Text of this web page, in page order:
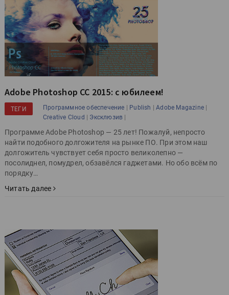
Adobe Photoshop CC 2015: с юбилеем!
ТЕГИ Программное обеспечение | Publish |Adobe Magazine |
Creative Cloud | Эксклюзив |
Программе Adobe Photoshop — 25 лет! Пожалуй, непросто
найти подобного долгожителя на рынке ПО. При этом наш
долгожитель чувствует себя просто великолепно —
посолиднел, помудрел, обзавёлся гаджетами. Но обо всём по
порядку…
Читать далее